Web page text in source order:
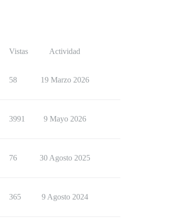
Vistas Actividad
58 19 Marzo 2026
3991 9 Mayo 2026
76 30 Agosto 2025
365 9 Agosto 2024